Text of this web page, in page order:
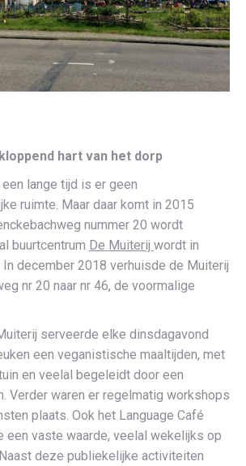
hart van het dorp
lange tijd is er geen
ruimte. Maar daar komt in 2015
nummer 20 wordt
buurtcentrum De Muiterij wordt in
In december 2018 verhuisde de Muiterij
nr 20 naar nr 46, de voormalige
serveerde elke dinsdagavond
een veganistische maaltijden, met
en veelal begeleidt door een
Verder waren er regelmatig workshops
plaats. Ook het Language Café
een vaste waarde, veelal wekelijks op
deze publiekelijke activiteiten